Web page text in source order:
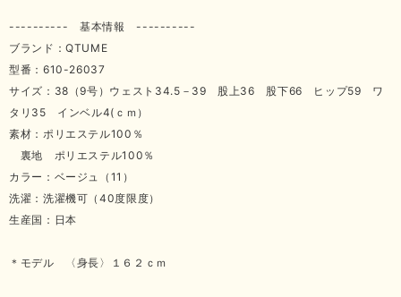
---------- 基本情報 ----------
ブランド：QTUME
型番：610-26037
サイズ：38（9号）ウェスト34.5－39 股上36 股下66 ヒップ59 ワ
タリ35 インベル4(ｃｍ）
素材：ポリエステル100％
裏地 ポリエステル100％
カラー：ベージュ（11）
洗濯：洗濯機可（40度限度）
生産国：日本
＊モデル 〈身長〉１６２ｃｍ